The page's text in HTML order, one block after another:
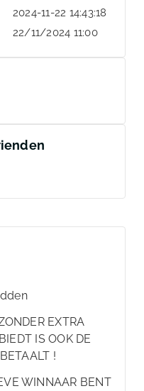
2024-11-22 14:43:18
22/11/2024 11:00
EXTRA
IS OOK DE
!
WINNAAR BENT